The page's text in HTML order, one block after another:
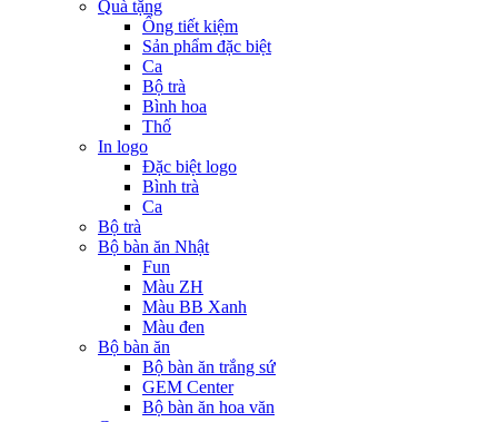
Quà tặng
Ống tiết kiệm
Sản phẩm đặc biệt
Ca
Bộ trà
Bình hoa
Thố
In logo
Đặc biệt logo
Bình trà
Ca
Bộ trà
Bộ bàn ăn Nhật
Fun
Màu ZH
Màu BB Xanh
Màu đen
Bộ bàn ăn
Bộ bàn ăn trắng sứ
GEM Center
Bộ bàn ăn hoa văn